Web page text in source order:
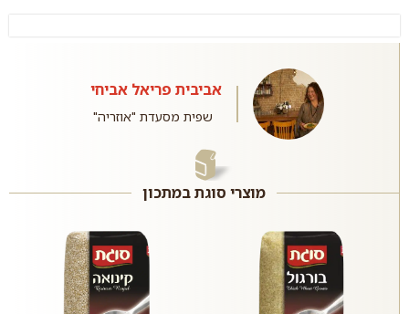
אביבית פריאל אביחי
שפית מסעדת "אוזריה"
מוצרי סוגת במתכון